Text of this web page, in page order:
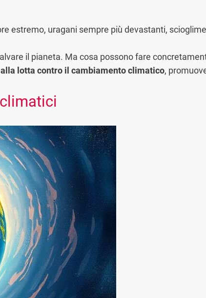
estremo, uragani sempre più devastanti,
il pianeta. Ma cosa possono fare
lotta contro il cambiamento climatico,